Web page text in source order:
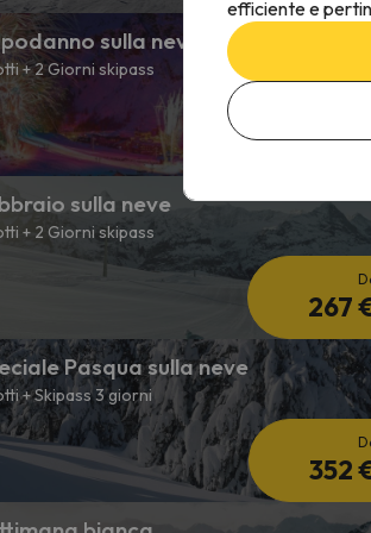
sulla neve
+ 2 Giorni skipass
513
sulla neve
+ 2 Giorni skipass
267
Pasqua sulla neve
+ Skipass 3 giorni
352
efficiente e